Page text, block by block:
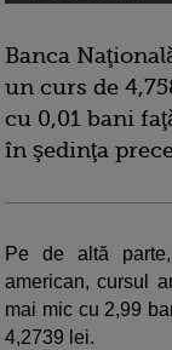
Banca
un curs de
cu 0,01 bani
în şedinţa
Pe de altă
american, cursul
mai mic cu 2,99
4,2739 lei.